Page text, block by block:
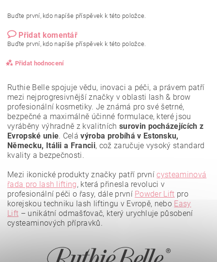
Buďte první, kdo napíše příspěvek k této položce.
Přidat komentář
Buďte první, kdo napíše příspěvek k této položce.
Přidat hodnocení
Vložením hodnocení souhlasíte sezásadami ochrany
osobních údajů.
Ruthie Belle spojuje vědu, inovaci a péči, a právem patří
mezi nejprogresivnější značky v oblasti lash & brow
profesionální kosmetiky. Je známá pro své šetrné,
bezpečné a maximálně účinné formulace, které jsou
vyráběny výhradně z kvalitních surovin pocházejících z
Evropské unie. Celávýroba probíhá v Estonsku,
Německu, Itálii a Francii, což zaručuje vysoký standard
kvality a bezpečnosti.
Mezi ikonické produkty značky patří prvnícysteaminová
řada pro lash lifting, která přinesla revoluci v
profesionální péči o řasy, dále první Powder Lift pro
korejskou techniku lash liftingu v Evropě, nebo Easy
Lift – unikátní odmašťovač, který urychluje působení
cysteaminových přípravků.